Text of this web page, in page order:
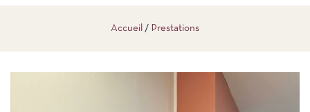
Accueil Prestations